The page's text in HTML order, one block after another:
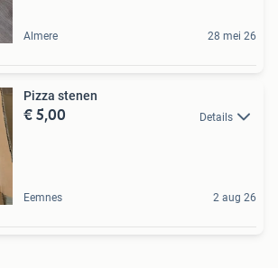
Almere 28 mei 26
Pizza stenen
€ 5,00 Details
Eemnes 2 aug 26